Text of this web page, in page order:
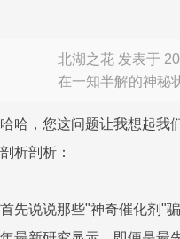
北湖之花 发表于
在一知半解的神秘
哈哈，您这问题让我想起我
剖析剖析：
首先说说那些"神奇催化剂"